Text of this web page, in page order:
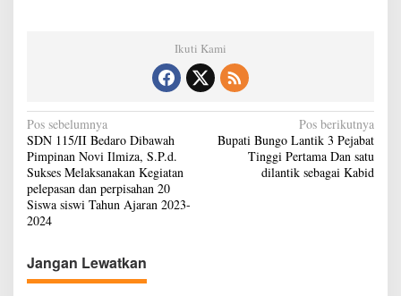
Ikuti Kami
N
a
v
i
g
a
s
Pos sebelumnya
SDN 115/II Bedaro Dibawah
Pimpinan Novi Ilmiza, S.P.d.
Sukses Melaksanakan Kegiatan
pelepasan dan perpisahan 20
Siswa siswi Tahun Ajaran 2023-
2024
Pos berikutnya
Bupati Bungo Lantik 3 Pejabat
Tinggi Pertama Dan satu
dilantik sebagai Kabid
Jangan Lewatkan